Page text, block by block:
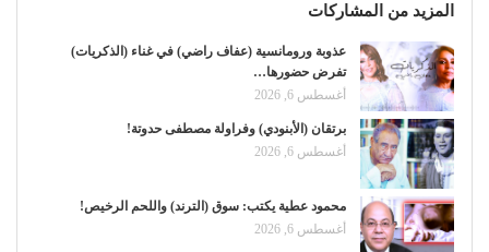
المزيد من المشاركات
عذوبة ورومانسية (عفاف راضي) في غناء (الذكريات)
تفرض حضورها…
أغسطس 6, 2026
برتقان (الأبنودي) وفراولة مصطفى حدوتة!
أغسطس 6, 2026
محمود عطية يكتب: سوق (الترند) واللحم الرخيص!
أغسطس 6, 2026